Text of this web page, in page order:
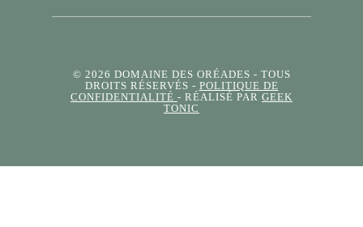
© 2026 DOMAINE DES ORÉADES - TOUS
DROITS RÉSERVÉS - POLITIQUE DE
CONFIDENTIALITÉ - RÉALISÉ PAR GEEK
TONIC